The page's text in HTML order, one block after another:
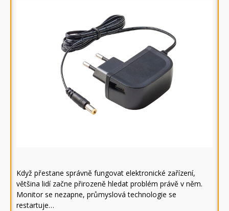
Když přestane správně fungovat elektronické zařízení,
většina lidí začne přirozeně hledat problém právě v něm.
Monitor se nezapne, průmyslová technologie se
restartuje…